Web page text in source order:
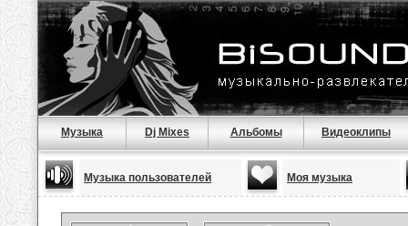
Музыка Dj Mixes Альбомы Видеоклипы
Музыка пользователей Моя музыка